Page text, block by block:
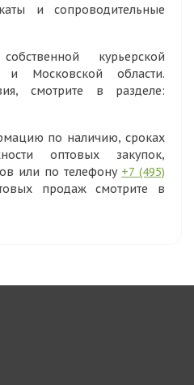
и сопроводительные
курьерской
Московской области.
смотрите в разделе:
по наличию, сроках
оптовых закупок,
или по телефону +7 (495)
продаж смотрите в